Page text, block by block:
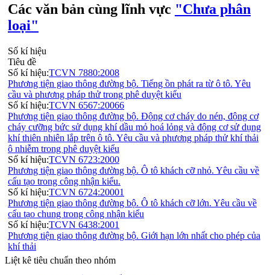
Các văn bản cùng lĩnh vực "Chưa phân
loại"
Số kí hiệu
Tiêu đề
Số kí hiệu:TCVN 7880:2008
Phương tiện giao thông đường bộ. Tiếng ồn phát ra từ ô tô. Yêu
cầu và phương pháp thử trong phê duyệt kiểu
Số kí hiệu:TCVN 6567:20066
Phương tiện giao thông đường bộ. Động cơ cháy do nén, động cơ
cháy cưỡng bức sử dụng khí dầu mỏ hoá lỏng và động cơ sử dụng
khí thiên nhiên lắp trên ô tô. Yêu cầu và phương pháp thử khí thải
ô nhiễm trong phê duyệt kiểu
Số kí hiệu:TCVN 6723:2000
Phương tiện giao thông đường bộ. Ô tô khách cỡ nhỏ. Yêu cầu về
cấu tạo trong công nhận kiểu.
Số kí hiệu:TCVN 6724:20001
Phương tiện giao thông đường bộ. Ô tô khách cỡ lớn. Yêu cầu về
cấu tạo chung trong công nhận kiểu
Số kí hiệu:TCVN 6438:2001
Phương tiện giao thông đường bộ. Giới hạn lớn nhất cho phép của
khí thải
Liệt kê tiêu chuẩn theo nhóm